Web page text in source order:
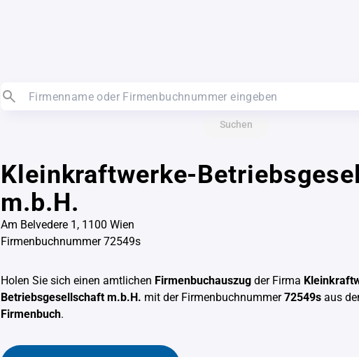
Suchen
Kleinkraftwerke-
m.b.H.
Am Belvedere 1, 1100 Wien
Firmenbuchnummer 72549s
Holen Sie sich einen amtlichen Firmenbuchauszug der Firma
Betriebsgesellschaft m.b.H. mit der Firmenbuchnummer72549s aus
Firmenbuch.